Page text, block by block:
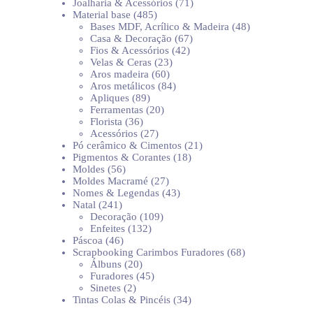
Joalharia & Acessórios 71
Material base 485485
produtos
Bases MDF, Acrílico & Madeira 4848
Casa & Decoração 6767
produtos
Fios & Acessórios 4242
Velas & Ceras 2323
produtos
Aros madeira 6060
produtos
Aros metálicos 8484
Apliques 8989
produtos
Ferramentas 2020
Florista 3636
produtos
Acessórios 2727
produtos
Pó cerâmico & Cimentos 2121
Pigmentos & Corantes 1818
Moldes 5656
produtos
Moldes Macramé 2727
produtos
Nomes & Legendas 4343
Natal 241241
produtos
Decoração 109109
Enfeites 132132
Páscoa 4646
produtos
Scrapbooking Carimbos Furadores 6868
Álbuns 2020
produtos
Furadores 4545
Sinetes 22
produtos
Tintas Colas & Pincéis 3434